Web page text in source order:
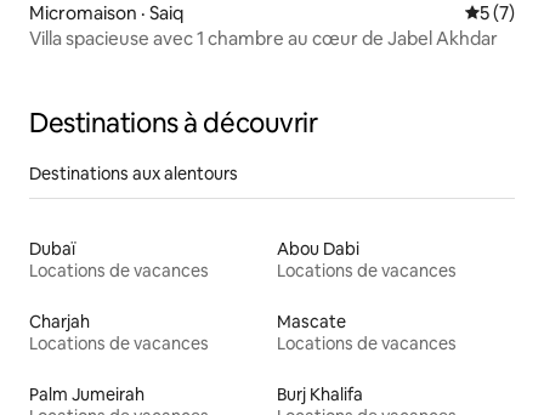
Micromaison · Saiq Note
5 (7)
Villa spacieuse avec 1 chambre au cœur de Jabel Akhdar
Destinations à découvrir
Destinations aux alentours
Dubaï
Locations de vacances
Abou Dabi
Locations de vacances
Charjah
Locations de vacances
Mascate
Locations de vacances
Palm Jumeirah
Burj Khalifa